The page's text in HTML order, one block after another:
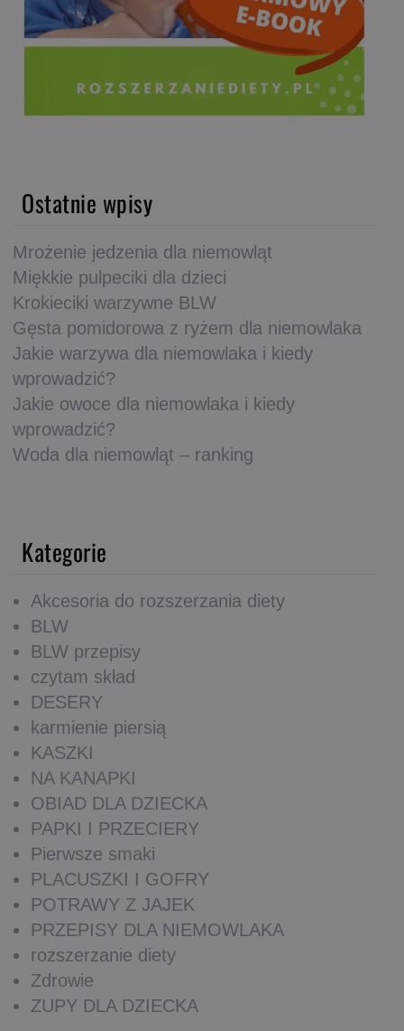
Ostatnie wpisy
Mrożenie jedzenia dla niemowląt
Miękkie pulpeciki dla dzieci
Krokieciki warzywne BLW
Gęsta pomidorowa z ryżem dla niemowlaka
Jakie warzywa dla niemowlaka i kiedy
wprowadzić?
Jakie owoce dla niemowlaka i kiedy
wprowadzić?
Woda dla niemowląt – ranking
Kategorie
Akcesoria do rozszerzania diety
BLW
BLW przepisy
czytam skład
DESERY
karmienie piersią
KASZKI
NA KANAPKI
OBIAD DLA DZIECKA
PAPKI I PRZECIERY
Pierwsze smaki
PLACUSZKI I GOFRY
POTRAWY Z JAJEK
PRZEPISY DLA NIEMOWLAKA
rozszerzanie diety
Zdrowie
ZUPY DLA DZIECKA